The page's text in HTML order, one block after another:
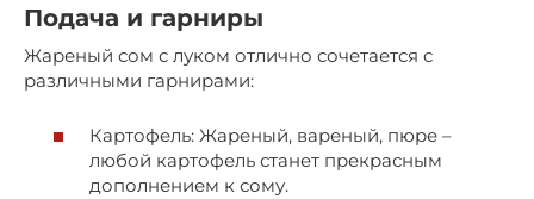
Подача и гарниры
Жареный сом с луком отлично сочетается с
различными гарнирами:
Картофель: Жареный, вареный, пюре –
любой картофель станет прекрасным
дополнением к сому.